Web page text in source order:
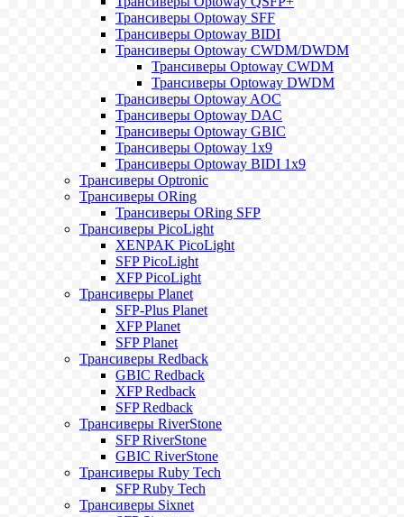
Трансиверы Optoway SFF
Трансиверы Optoway BIDI
Трансиверы Optoway CWDM/DWDM
Трансиверы Optoway CWDM
Трансиверы Optoway DWDM
Трансиверы Optoway AOC
Трансиверы Optoway DAC
Трансиверы Optoway GBIC
Трансиверы Optoway 1х9
Трансиверы Optoway BIDI 1x9
Трансиверы Optronic
Трансиверы ORing
Трансиверы ORing SFP
Трансиверы PicoLight
XENPAK PicoLight
SFP PicoLight
XFP PicoLight
Трансиверы Planet
SFP-Plus Planet
XFP Planet
SFP Planet
Трансиверы Redback
GBIC Redback
XFP Redback
SFP Redback
Трансиверы RiverStone
SFP RiverStone
GBIC RiverStone
Трансиверы Ruby Tech
SFP Ruby Tech
Трансиверы Sixnet